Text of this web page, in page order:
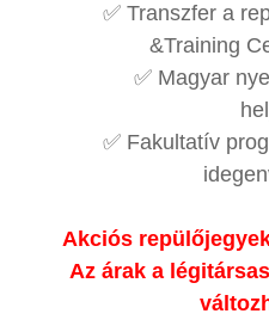
✅ Transzfer a
&Training
✅ Magyar
✅ Fakultatív
Akciós
Az árak a